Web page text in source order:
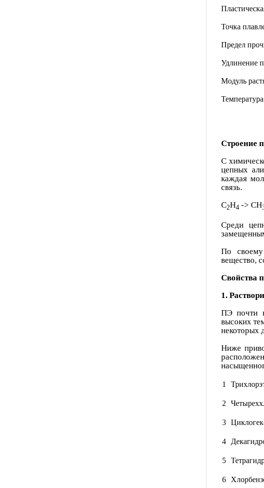
Точка
Предел
Удлинение
Модуль
Строение
С
цепных
каждая
связь.
C2H4 -> CH
Среди
По своему
вещество,
Свойства
1.
ПЭ почти
высоких
некоторых
Ниже
1
2
3
4
5
6